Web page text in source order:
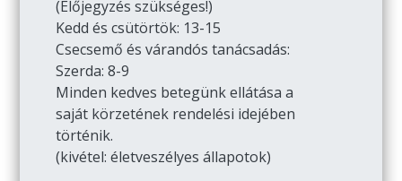
(Előjegyzés szükséges!)
Kedd és csütörtök: 13-15
Csecsemő és várandós tanácsadás:
Szerda: 8-9
Minden kedves betegünk ellátása a
saját körzetének rendelési idejében
történik.
(kivétel: életveszélyes állapotok)